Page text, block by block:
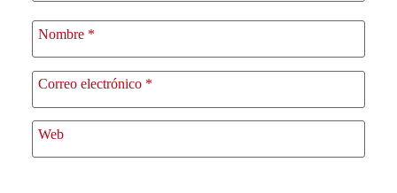
Nombre *
Correo electrónico *
Web